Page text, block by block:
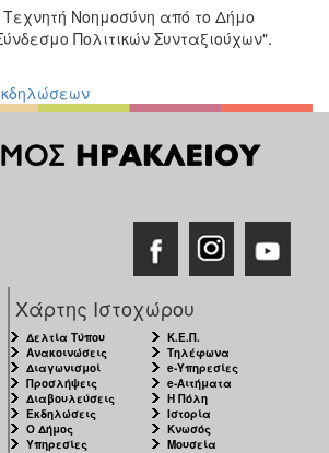
Νοημοσύνη από το Δήμο
Πολιτικών Συνταξιούχων".
Χάρτης Ιστοχώρου
Δελτία Τύπου
Ανακοινώσεις
Διαγωνισμοί
Προσλήψεις
Διαβουλεύσεις
Εκδηλώσεις
Ο Δήμος
Υπηρεσίες
Κ.Ε.Π.
Τηλέφωνα
e-Υπηρεσίες
e-Αιτήματα
Η Πόλη
Ιστορία
Κνωσός
Μουσεία